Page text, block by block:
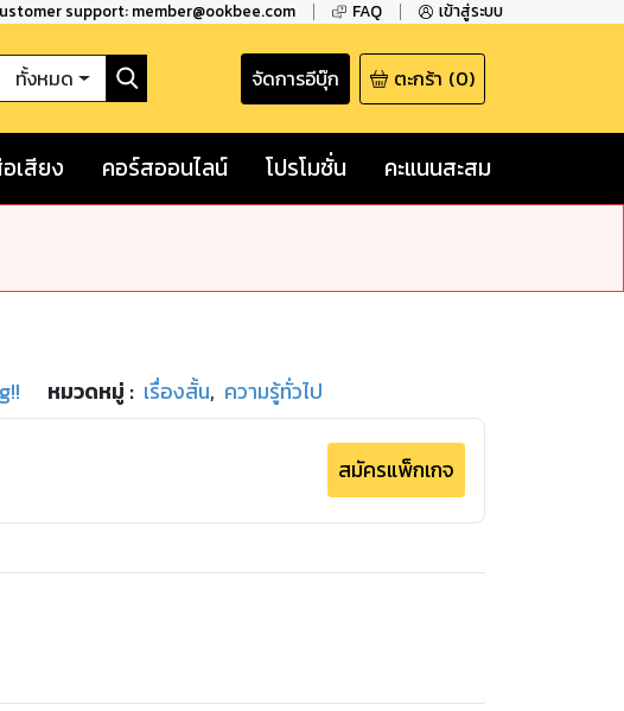
support: member@ookbee.com FAQ เข้าสู่ระบบ
ทั้งหมด จัดการอีบุ๊ก ตะกร้า (0)
เสียง คอร์สออนไลน์ โปรโมชั่น คะแนนสะสม
หมวดหมู่ : เรื่องสั้น, ความรู้ทั่วไป
สมัครแพ็กเกจ